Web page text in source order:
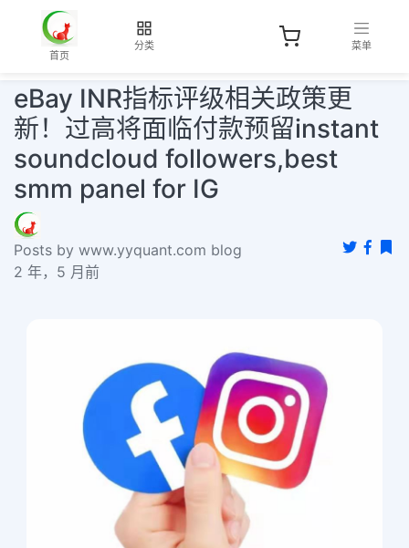
首页
分类 菜单
eBay INR指标评级相关政策更
新！过高将面临付款预留instant
soundcloud followers,best
smm panel for IG
Posts by www.yyquant.com blog
2 年，5 月前